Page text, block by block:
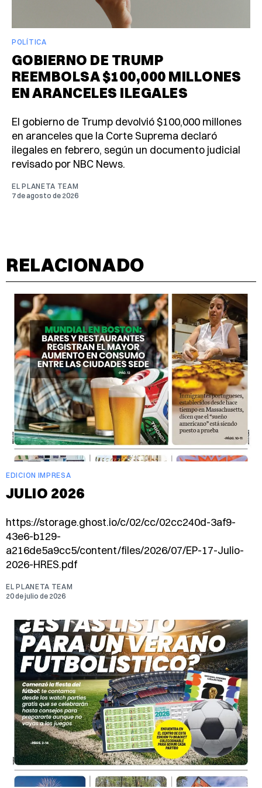
POLÍTICA
GOBIERNO DE TRUMP
REEMBOLSA $100,000 MILLONES
EN ARANCELES ILEGALES
El gobierno de Trump devolvió $100,000 millones
en aranceles que la Corte Suprema declaró
ilegales en febrero, según un documento judicial
revisado por NBC News.
EL PLANETA TEAM
7 de agosto de 2026
RELACIONADO
EDICION IMPRESA
JULIO 2026
https://storage.ghost.io/c/02/cc/02cc240d-3af9-
43e6-b129-
a216de5a9cc5/content/files/2026/07/EP-17-Julio-
2026-HRES.pdf
EL PLANETA TEAM
20 de julio de 2026